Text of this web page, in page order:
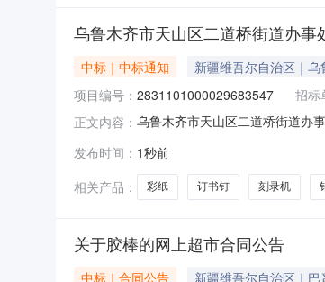
乌鲁木齐市天山区二道桥街道办
中标｜中标通知 新疆维吾尔自治区｜
项目编号： 2831101000029683547 招标
正文内容： 乌鲁木齐市天山区二道桥街道办
所在行政区划编码:650102项目
发布时间： 1秒前
相关产品：
彩纸 订书钉 刻录机
关于胶棒的网上超市合同公告
中标｜合同公告 新疆维吾尔自治区｜